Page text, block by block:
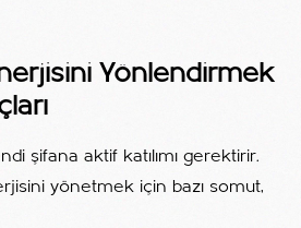
Yönlendirmek
şifana aktif katılımı gerektirir.
yönetmek için bazı somut,